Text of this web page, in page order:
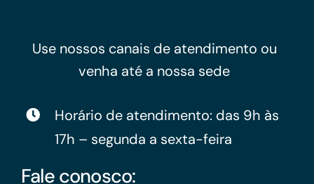
Use nossos canais de atendimento ou
venha até a nossa sede
Horário de atendimento: das 9h às
17h – segunda a sexta-feira
Fale conosco: